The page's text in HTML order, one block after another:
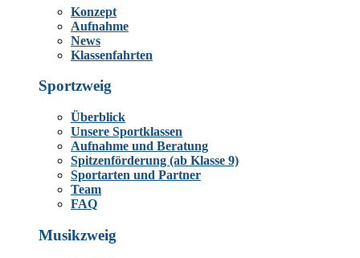
Konzept
Aufnahme
News
Klassenfahrten
Sportzweig
Überblick
Unsere Sportklassen
Aufnahme und Beratung
Spitzenförderung (ab Klasse 9)
Sportarten und Partner
Team
FAQ
Musikzweig